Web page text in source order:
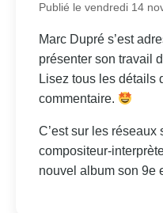
Publié le vendredi 14
Marc Dupré s’est
présenter son travail
Lisez tous les détails
commentaire.
C’est sur les réseaux
compositeur-
nouvel album son 9e